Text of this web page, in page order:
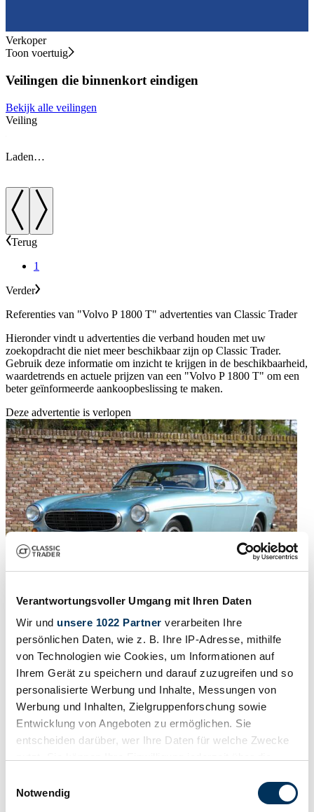
Verantwortungsvoller Umgang mit Ihren Daten
Wir und unsere 1022 Partner verarbeiten Ihre
persönlichen Daten, wie z. B. Ihre IP-Adresse, mithilfe
von Technologien wie Cookies, um Informationen auf
Ihrem Gerät zu speichern und darauf zuzugreifen und so
personalisierte Werbung und Inhalte, Messungen von
Werbung und Inhalten, Zielgruppenforschung sowie
Entwicklung von Angeboten zu ermöglichen. Sie
entscheiden darüber, wer Ihre Daten für welche Zwecke
Trigger Symbol ändern oder widerrufen
Notwendig
Verkoper
Toon voertuig
Veilingen die binnenkort eindigen
Bekijk alle veilingen
Veiling
Laden…
Terug
1
Verder
Referenties van "Volvo P 1800 T" advertenties van Classic Trader
Hieronder vindt u advertenties die verband houden met uw
zoekopdracht die niet meer beschikbaar zijn op Classic Trader.
Gebruik deze informatie om inzicht te krijgen in de beschikbaarheid,
waardetrends en actuele prijzen van een "Volvo P 1800 T" om een
beter geïnformeerde aankoopbeslissing te maken.
Deze advertentie is verlopen
1970 | Volvo 1800 E
Volvo P1800 E Coupé "With Pelle Petterson's signature" Well-
preserved example with a fine historical file (booklets-invoices-
registrations), The designer of the P1800 has left his autograph on
the trunklid, Engine block has been overhauled, Taking a seat in the
original interior gives you the feeling of the early 70s,Unrestored
and original - Only repainted once (beautiful paintwork),Newly
delivered in Gustavsberg - Sweden,
€ 39.5003 maanden geleden